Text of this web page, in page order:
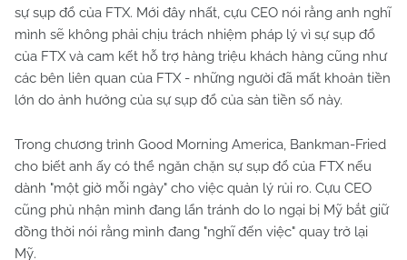
sự sụp đổ của FTX. Mới đây nhất, cựu CEO nói rằng anh nghĩ
mình sẽ không phải chịu trách nhiệm pháp lý vì sự sụp đổ
của FTX và cam kết hỗ trợ hàng triệu khách hàng cũng như
các bên liên quan của FTX - những người đã mất khoản tiền
lớn do ảnh hưởng của sự sụp đổ của sàn tiền số này.
Trong chương trình Good Morning America, Bankman-Fried
cho biết anh ấy có thể ngăn chặn sự sụp đổ của FTX nếu
dành "một giờ mỗi ngày" cho việc quản lý rủi ro. Cựu CEO
cũng phủ nhận mình đang lẩn tránh do lo ngại bị Mỹ bắt giữ
đồng thời nói rằng mình đang "nghĩ đến việc" quay trở lại
Mỹ.